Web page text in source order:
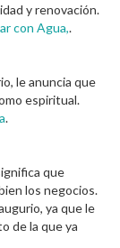
y renovación.
con Agua,.
le anuncia que
espiritual.
.
que
los negocios.
ya que le
de la que ya